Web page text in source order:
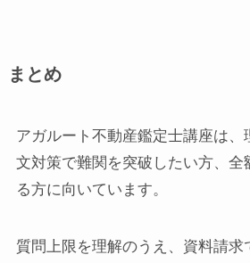
まとめ
アガルート不動産鑑定士講座は、
文対策で難関を突破したい方、全
る方に向いています。
質問上限を理解のうえ、資料請求